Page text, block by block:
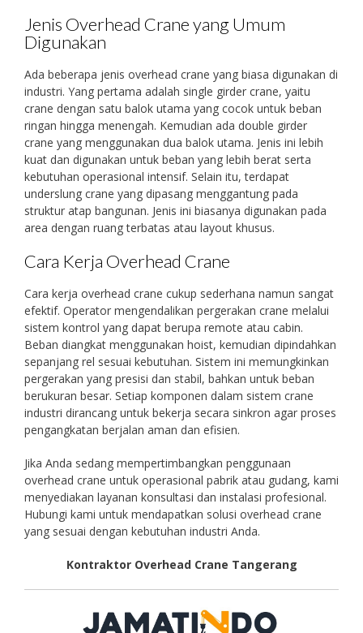
Jenis Overhead Crane yang Umum
Digunakan
Ada beberapa jenis overhead crane yang biasa digunakan di
industri. Yang pertama adalah single girder crane, yaitu
crane dengan satu balok utama yang cocok untuk beban
ringan hingga menengah. Kemudian ada double girder
crane yang menggunakan dua balok utama. Jenis ini lebih
kuat dan digunakan untuk beban yang lebih berat serta
kebutuhan operasional intensif. Selain itu, terdapat
underslung crane yang dipasang menggantung pada
struktur atap bangunan. Jenis ini biasanya digunakan pada
area dengan ruang terbatas atau layout khusus.
Cara Kerja Overhead Crane
Cara kerja overhead crane cukup sederhana namun sangat
efektif. Operator mengendalikan pergerakan crane melalui
sistem kontrol yang dapat berupa remote atau cabin.
Beban diangkat menggunakan hoist, kemudian dipindahkan
sepanjang rel sesuai kebutuhan. Sistem ini memungkinkan
pergerakan yang presisi dan stabil, bahkan untuk beban
berukuran besar. Setiap komponen dalam sistem crane
industri dirancang untuk bekerja secara sinkron agar proses
pengangkatan berjalan aman dan efisien.
Jika Anda sedang mempertimbangkan penggunaan
overhead crane untuk operasional pabrik atau gudang, kami
menyediakan layanan konsultasi dan instalasi profesional.
Hubungi kami untuk mendapatkan solusi overhead crane
yang sesuai dengan kebutuhan industri Anda.
Kontraktor Overhead Crane Tangerang